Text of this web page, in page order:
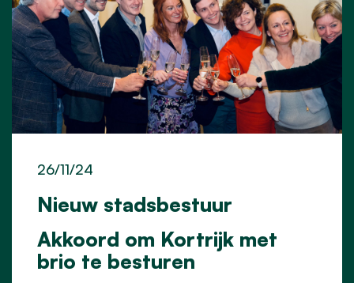
Nieuw stadsbestuur
26/11/24
Akkoord om Kortrijk met
brio te besturen